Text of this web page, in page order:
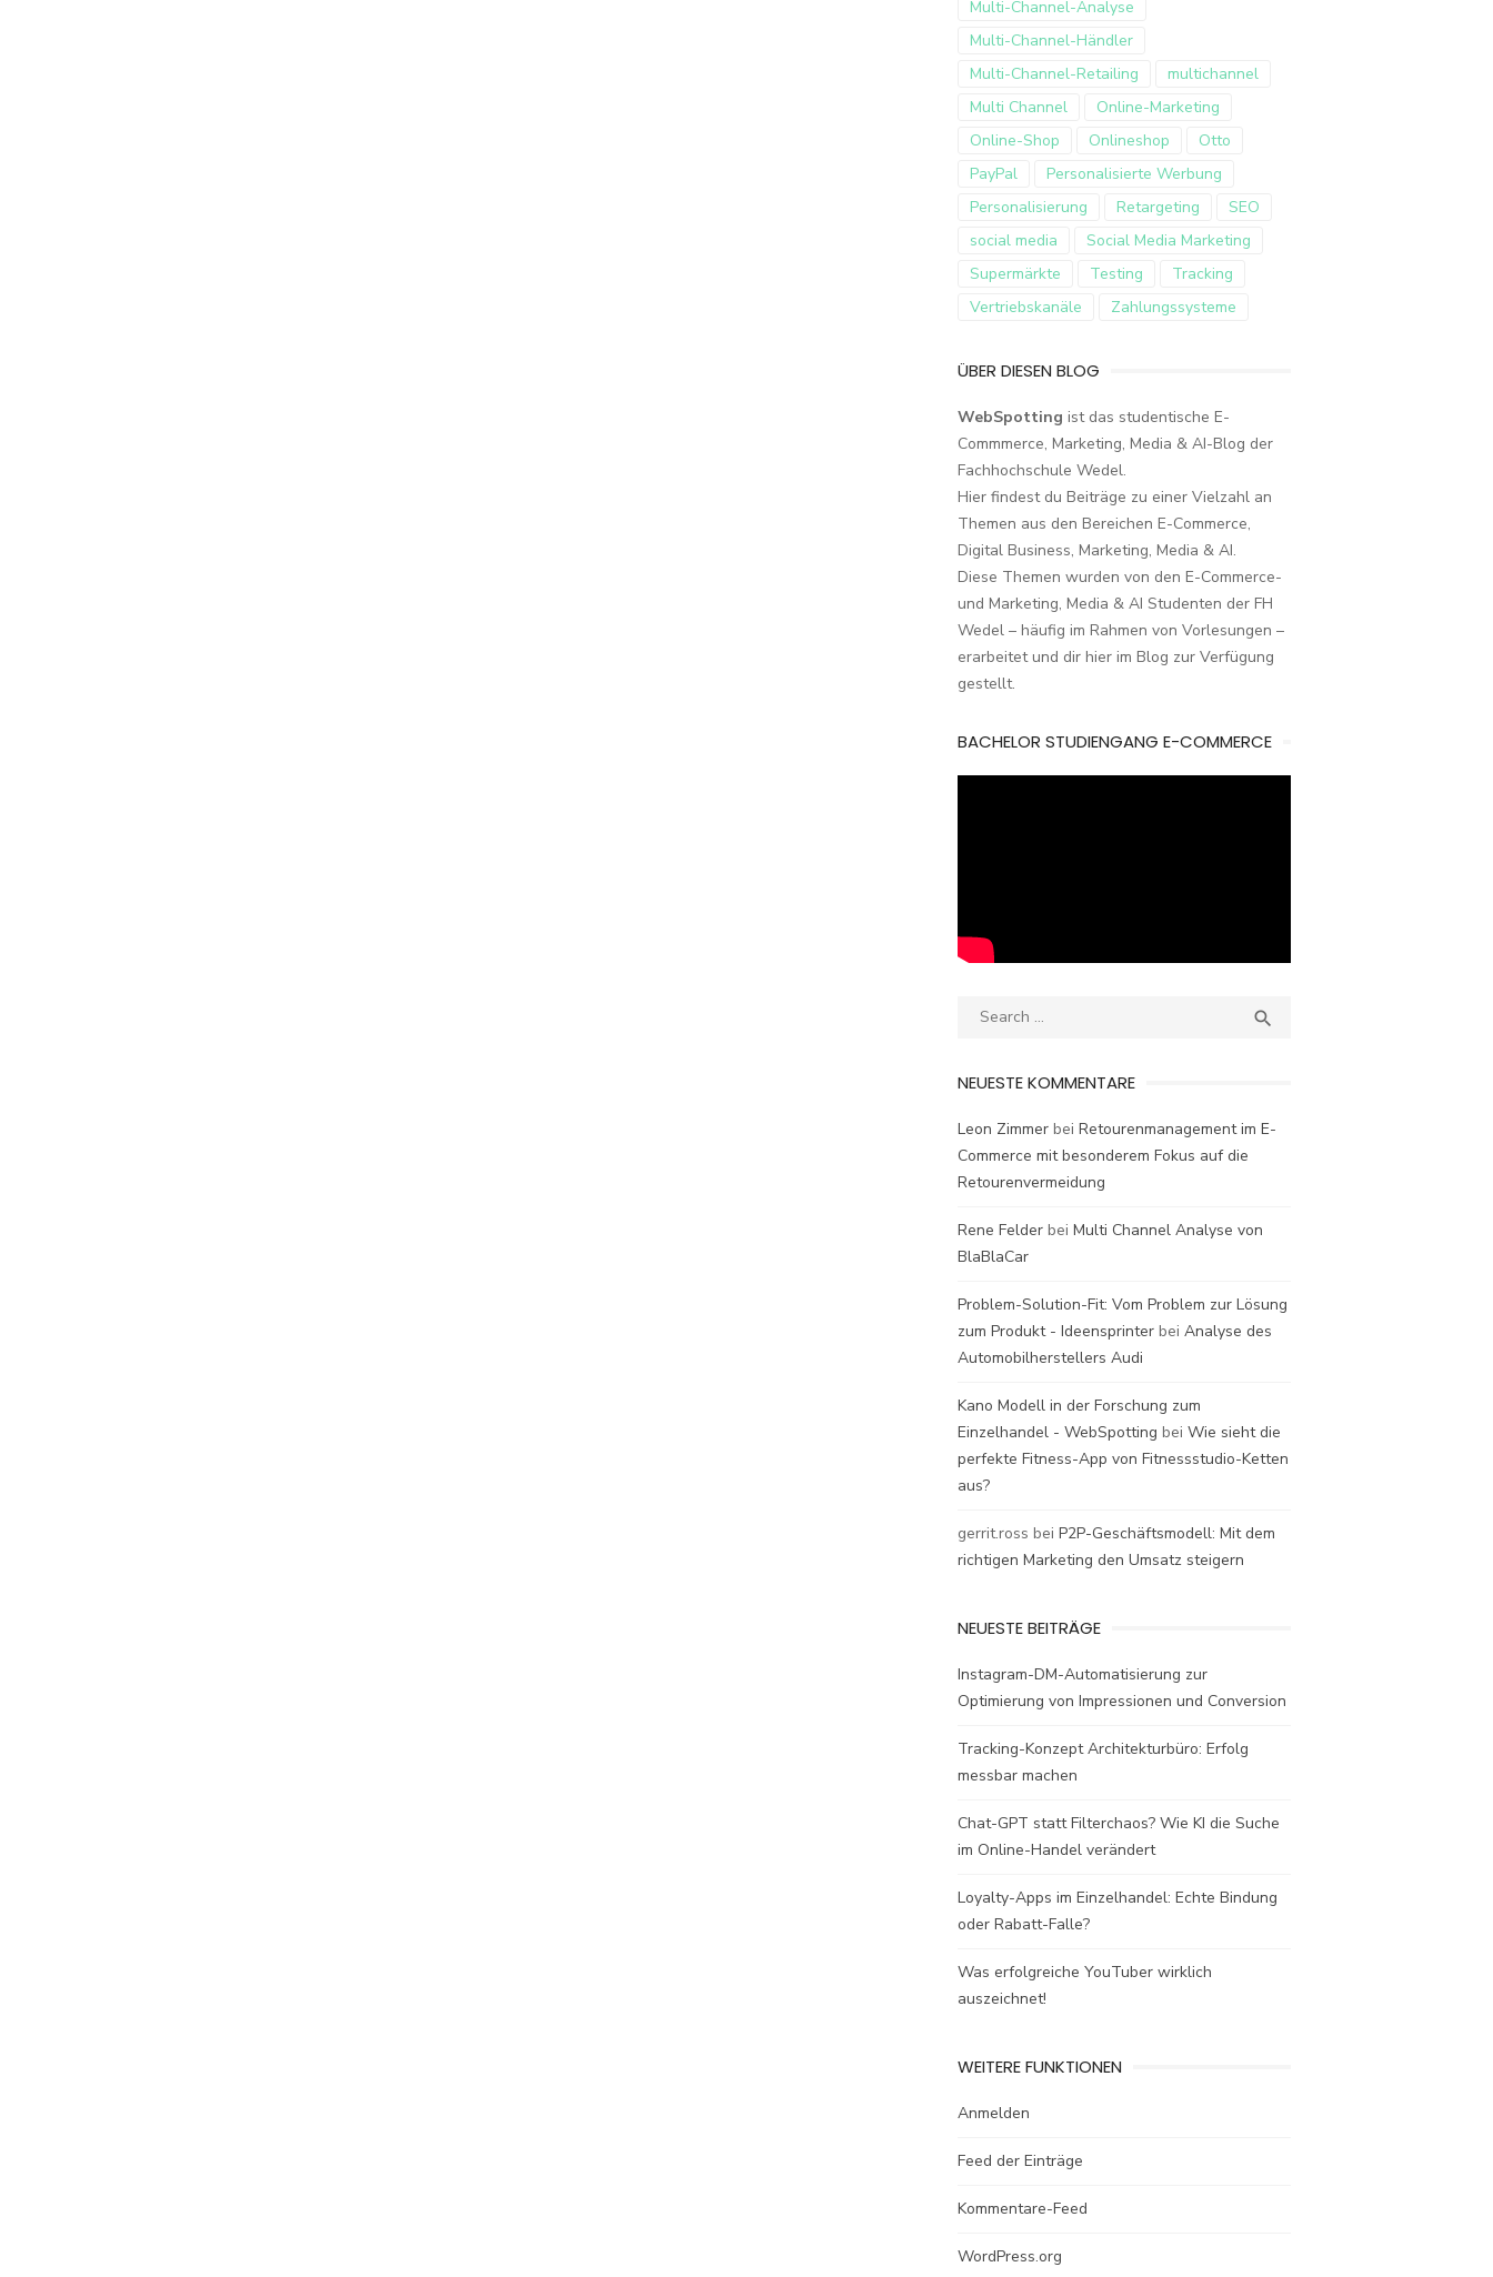
Multi-Channel-Analyse
Multi-Channel-Händler
Multi-Channel-Retailing
multichannel
Multi Channel
Online-Marketing
Online-Shop
Onlineshop
Otto
PayPal
Personalisierte Werbung
Personalisierung
Retargeting
SEO
social media
Social Media Marketing
Supermärkte
Testing
Tracking
Vertriebskanäle
Zahlungssysteme
ÜBER DIESEN BLOG
WebSpotting ist das studentische E-
Commmerce, Marketing, Media & AI-Blog der
Fachhochschule Wedel.
Hier findest du Beiträge zu einer Vielzahl an
Themen aus den Bereichen E-Commerce,
Digital Business, Marketing, Media & AI.
Diese Themen wurden von den E-Commerce-
und Marketing, Media & AI Studenten der FH
Wedel – häufig im Rahmen von Vorlesungen –
erarbeitet und dir hier im Blog zur Verfügung
gestellt.
BACHELOR STUDIENGANG E-COMMERCE
Search

NEUESTE KOMMENTARE
Leon Zimmer bei Retourenmanagement im E-
Commerce mit besonderem Fokus auf die
Retourenvermeidung
Rene Felder bei Multi Channel Analyse von
BlaBlaCar
Problem-Solution-Fit: Vom Problem zur Lösung
zum Produkt - Ideensprinter bei Analyse des
Automobilherstellers Audi
Kano Modell in der Forschung zum
Einzelhandel - WebSpotting bei Wie sieht die
perfekte Fitness-App von Fitnessstudio-Ketten
aus?
gerrit.ross bei P2P-Geschäftsmodell: Mit dem
richtigen Marketing den Umsatz steigern
NEUESTE BEITRÄGE
Instagram-DM-Automatisierung zur
Optimierung von Impressionen und Conversion
Tracking-Konzept Architekturbüro: Erfolg
messbar machen
Chat-GPT statt Filterchaos? Wie KI die Suche
im Online-Handel verändert
Loyalty-Apps im Einzelhandel: Echte Bindung
oder Rabatt-Falle?
Was erfolgreiche YouTuber wirklich
auszeichnet!
WEITERE FUNKTIONEN
Anmelden
Feed der Einträge
Kommentare-Feed
WordPress.org